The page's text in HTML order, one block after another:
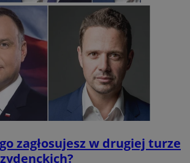
zagłosujesz w drugiej turze